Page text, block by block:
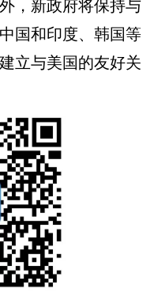
国和印度、韩国等
立与美国的友好关